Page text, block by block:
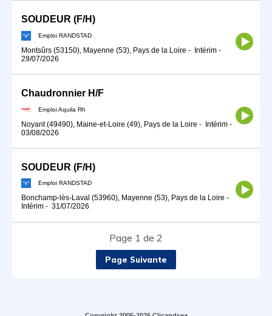
SOUDEUR (F/H)
Emploi RANDSTAD
Montsûrs (53150), Mayenne (53), Pays de la Loire - Intérim -
29/07/2026
Chaudronnier H/F
Emploi Aquila Rh
Noyant (49490), Maine-et-Loire (49), Pays de la Loire - Intérim -
03/08/2026
SOUDEUR (F/H)
Emploi RANDSTAD
Bonchamp-lès-Laval (53960), Mayenne (53), Pays de la Loire -
Intérim - 31/07/2026
Page 1 de 2
Page Suivante